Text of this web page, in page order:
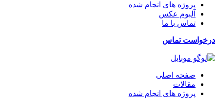
پروژه های انجام شده
آلبوم عکس
تماس با ما
درخواست تماس
صفحه اصلی
مقالات
پروژه های انجام شده